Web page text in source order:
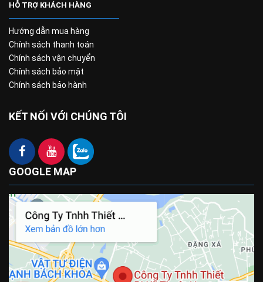
HỖ TRỢ KHÁCH HÀNG
Hướng dẫn mua hàng
Chính sách thanh toán
Chính sách vận chuyển
Chính sách bảo mật
Chính sách bảo hành
KẾT NỐI VỚI CHÚNG TÔI
GOOGLE MAP